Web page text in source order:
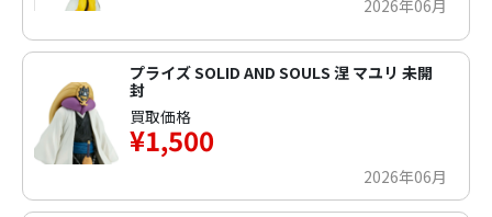
2026年06月
プライズ SOLID AND SOULS 涅 マユリ 未開
封
買取価格
¥1,500
2026年06月